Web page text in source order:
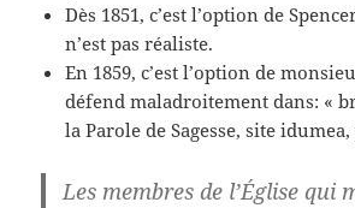
Dès 1851, c’est l’option de
n’est pas réaliste.
En 1859, c’est l’option de
défend maladroitement dans: «
la Parole de Sagesse, site idumea,
Les membres de l’Église qui